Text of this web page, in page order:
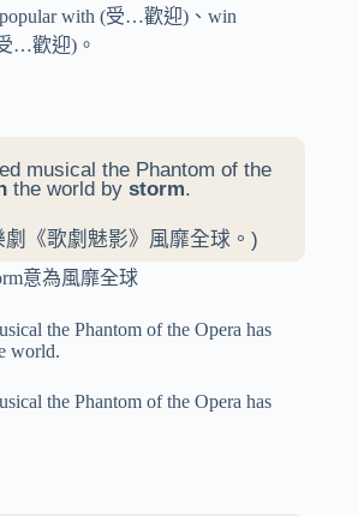
with (受…歡迎)、win
…歡迎)。
musical the Phantom of the
the world by storm.
《歌劇魅影》風靡全球。)
意為風靡全球
the Phantom of the Opera has
world.
the Phantom of the Opera has